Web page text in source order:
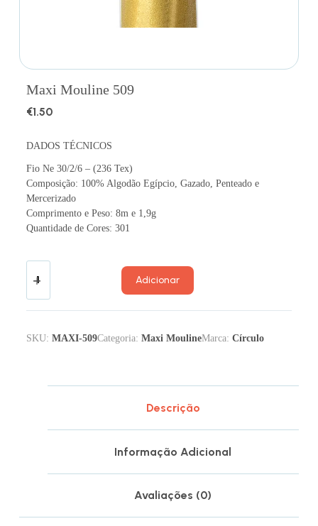
Maxi Mouline 509
€1.50
DADOS TÉCNICOS
Fio Ne 30/2/6 – (236 Tex)
Composição: 100% Algodão Egípcio, Gazado, Penteado e
Mercerizado
Comprimento e Peso: 8m e 1,9g
Quantidade de Cores: 301
Adicionar
SKU: MAXI-509Categoria: Maxi MoulineMarca: Círculo
Descrição
Informação Adicional
Avaliações (0)